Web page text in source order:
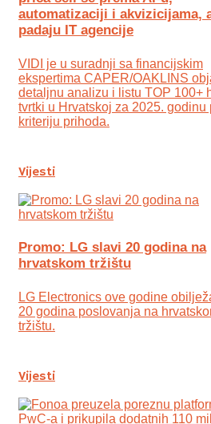
automatizaciji i akvizicijama,
padaju IT agencije
VIDI je u suradnji sa financijskim
ekspertima CAPER/OAKLINS
detaljnu analizu i listu TOP 100+
tvrtki u Hrvatskoj za 2025. godinu
kriteriju prihoda.
Vijesti
Promo: LG slavi 20 godina na
hrvatskom tržištu
LG Electronics ove godine
20 godina poslovanja na
tržištu.
Vijesti